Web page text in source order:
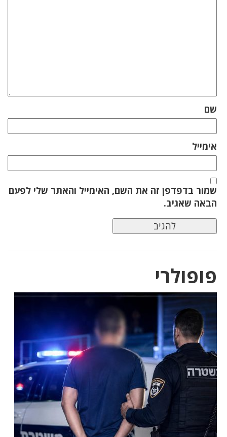
שם
אימייל
שמור בדפדפן זה את השם, האימייל והאתר שלי לפעם
הבאה שאגיב.
פופולרי